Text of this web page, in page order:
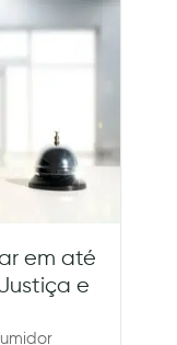
em até
e